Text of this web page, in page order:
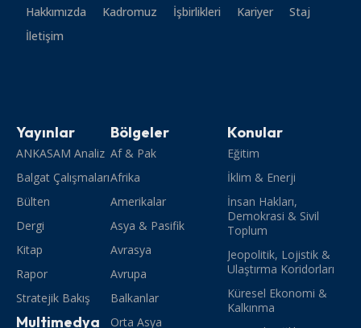
Hakkımızda Kadromuz İşbirlikleri Kariyer
Staj
İletişim
Yayınlar
ANKASAM Analiz
Balgat Çalışmaları
Bülten
Dergi
Kitap
Rapor
Stratejik Bakış
Multimedya
Bölgeler
Af & Pak
Afrika
Amerikalar
Asya & Pasifik
Avrasya
Avrupa
Balkanlar
Orta Asya
Konular
Eğitim
İklim & Enerji
İnsan Hakları,
Demokrasi & Sivil
Toplum
Jeopolitik, Lojistik &
Ulaştırma Koridorları
Küresel Ekonomi &
Kalkınma